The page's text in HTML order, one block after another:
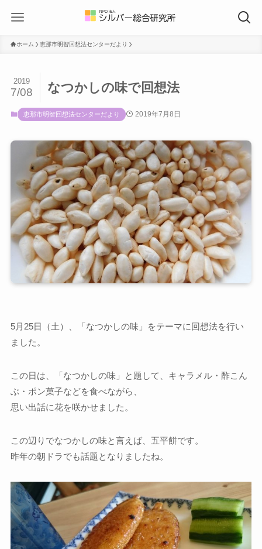
ホーム 恵那市明智回想法センターだより
なつかしの味で回想法
2019
7/08
恵那市明智回想法センターだより 2019年7月8日
5月25日（土）、「なつかしの味」をテーマに回想法を行い
ました。
この日は、「なつかしの味」と題して、キャラメル・酢こん
ぶ・ポン菓子などを食べながら、
思い出話に花を咲かせました。
この辺りでなつかしの味と言えば、五平餅です。
昨年の朝ドラでも話題となりましたね。